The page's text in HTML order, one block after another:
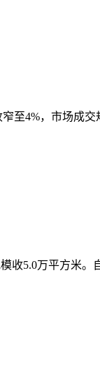
4%，市场成
5.0万平方米